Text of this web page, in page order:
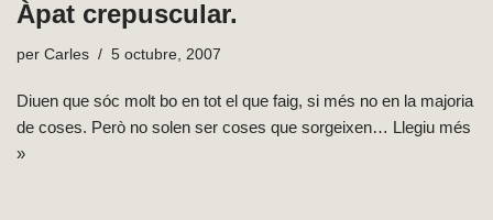
Àpat crepuscular.
per Carles 5 octubre, 2007
Diuen que sóc molt bo en tot el que faig, si més no en la majoria
de coses. Però no solen ser coses que sorgeixen… Llegiu més
»